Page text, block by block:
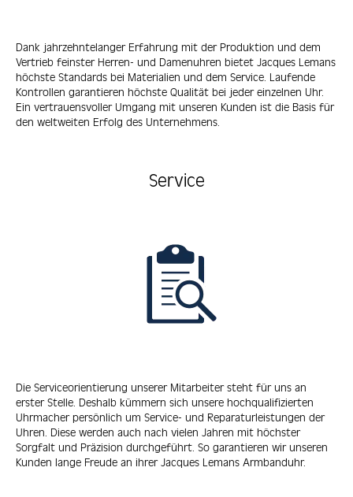
Dank jahrzehntelanger Erfahrung mit der Produktion und dem
Vertrieb feinster Herren- und Damenuhren bietet Jacques Lemans
höchste Standards bei Materialien und dem Service. Laufende
Kontrollen garantieren höchste Qualität bei jeder einzelnen Uhr.
Ein vertrauensvoller Umgang mit unseren Kunden ist die Basis für
den weltweiten Erfolg des Unternehmens.
Service
Die Serviceorientierung unserer Mitarbeiter steht für uns an
erster Stelle. Deshalb kümmern sich unsere hochqualifizierten
Uhrmacher persönlich um Service- und Reparaturleistungen der
Uhren. Diese werden auch nach vielen Jahren mit höchster
Sorgfalt und Präzision durchgeführt. So garantieren wir unseren
Kunden lange Freude an ihrer Jacques Lemans Armbanduhr.